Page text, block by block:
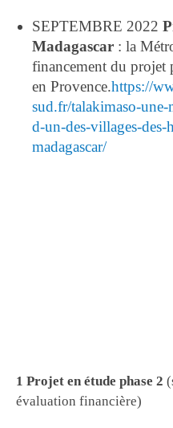
SEPTEMBRE 2022
Madagascar : la
financement du projet
en Provence.https://
sud.fr/talakimaso-
d-un-des-villages-des-
madagascar/
1 Projet en étude phase 2
évaluation financière)